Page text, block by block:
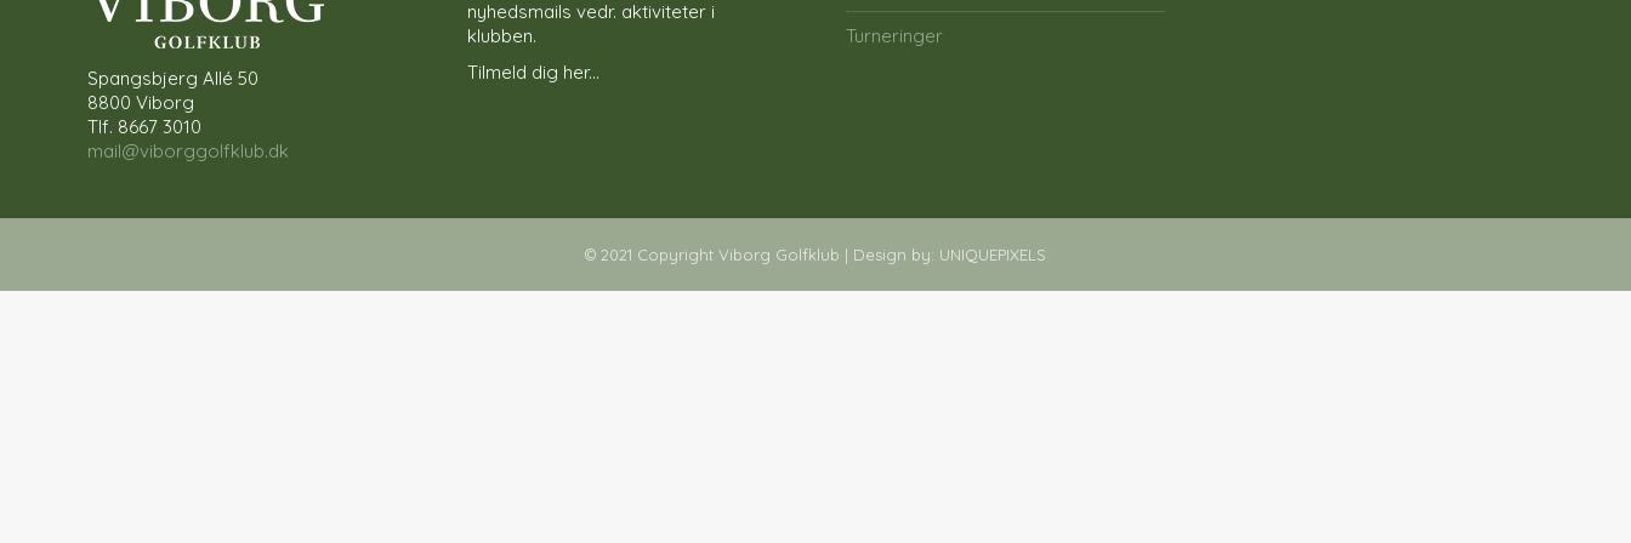
Spangsbjerg Allé 50
8800 Viborg
Tlf. 8667 3010
mail@viborggolfklub.dk
nyhedsmails vedr. aktiviteter i
klubben.
Tilmeld dig her...
Turneringer
© 2021 Copyright Viborg Golfklub | Design by: UNIQUEPIXELS